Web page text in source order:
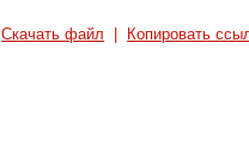
Скачать файл Копировать